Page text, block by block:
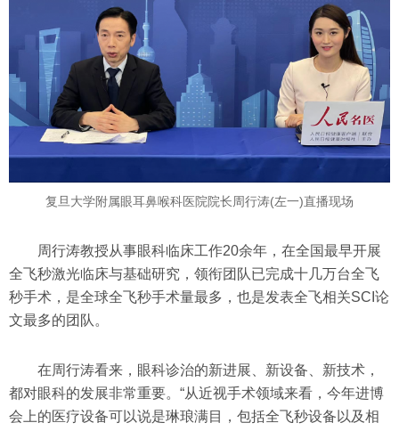
复旦大学附属眼耳鼻喉科医院院长周行涛(左一)直播现场
周行涛教授从事眼科临床工作20余年，在全国最早开展
全飞秒激光临床与基础研究，领衔团队已完成十几万台全飞
秒手术，是全球全飞秒手术量最多，也是发表全飞相关SCI论
文最多的团队。
在周行涛看来，眼科诊治的新进展、新设备、新技术，
都对眼科的发展非常重要。“从近视手术领域来看，今年进博
会上的医疗设备可以说是琳琅满目，包括全飞秒设备以及相